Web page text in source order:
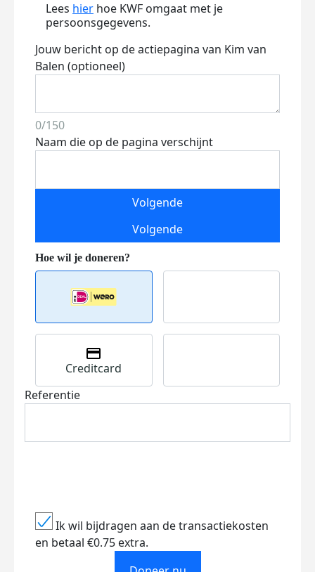
Lees hier hoe KWF omgaat met je
persoonsgegevens.
Jouw bericht op de actiepagina van Kim van
Balen (optioneel)
0/150
Naam die op de pagina verschijnt
Volgende
Volgende
Creditcard
Referentie
Ik wil bijdragen aan de transactiekosten
en betaal €0.75 extra.